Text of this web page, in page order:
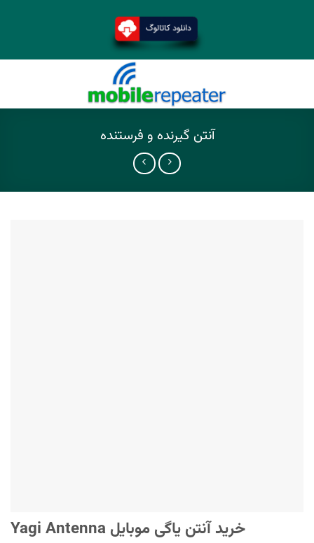
آنتن گیرنده و فرستنده
خرید آنتن یاگی موبایل Yagi Antenna